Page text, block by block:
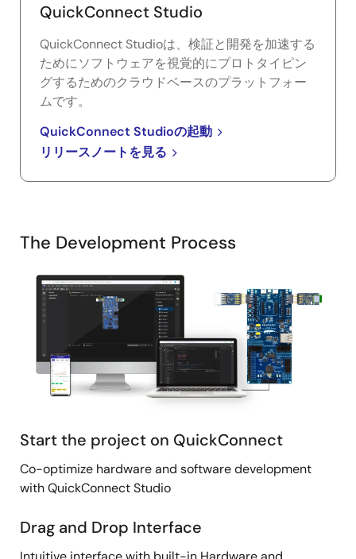
QuickConnect Studio
QuickConnect Studioは、検証と開発を加速する
ためにソフトウェアを視覚的にプロトタイピン
グするためのクラウドベースのプラットフォー
ムです。
QuickConnect Studioの起動
リリースノートを見る
The Development Process
Start the project on QuickConnect
Co-optimize hardware and software development
with QuickConnect Studio
Drag and Drop Interface